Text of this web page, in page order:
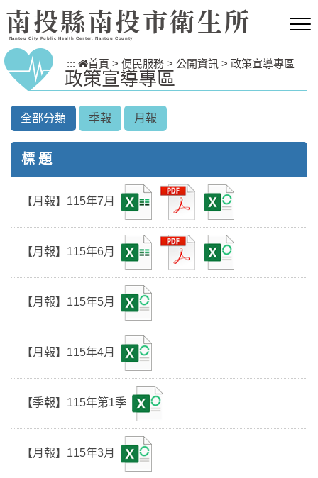
跳到主要內容區塊
南投縣南投市衛生所
Nantou City Public Health Center, Nantou County
::: 首頁 > 便民服務 > 公開資訊 > 政策宣導專區
政策宣導專區
全部分類 季報 月報
標 題
【月報】115年7月
【月報】115年6月
【月報】115年5月
【月報】115年4月
【季報】115年第1季
【月報】115年3月